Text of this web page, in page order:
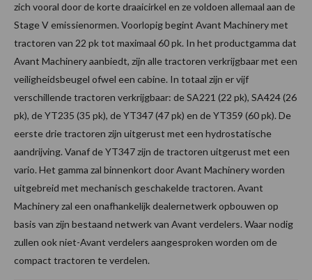
zich vooral door de korte draaicirkel en ze voldoen allemaal aan de
Stage V emissienormen. Voorlopig begint Avant Machinery met
tractoren van 22 pk tot maximaal 60 pk. In het productgamma dat
Avant Machinery aanbiedt, zijn alle tractoren verkrijgbaar met een
veiligheidsbeugel ofwel een cabine. In totaal zijn er vijf
verschillende tractoren verkrijgbaar: de SA221 (22 pk), SA424 (26
pk), de YT235 (35 pk), de YT347 (47 pk) en de YT359 (60 pk). De
eerste drie tractoren zijn uitgerust met een hydrostatische
aandrijving. Vanaf de YT347 zijn de tractoren uitgerust met een
vario. Het gamma zal binnenkort door Avant Machinery worden
uitgebreid met mechanisch geschakelde tractoren. Avant
Machinery zal een onafhankelijk dealernetwerk opbouwen op
basis van zijn bestaand netwerk van Avant verdelers. Waar nodig
zullen ook niet-Avant verdelers aangesproken worden om de
compact tractoren te verdelen.